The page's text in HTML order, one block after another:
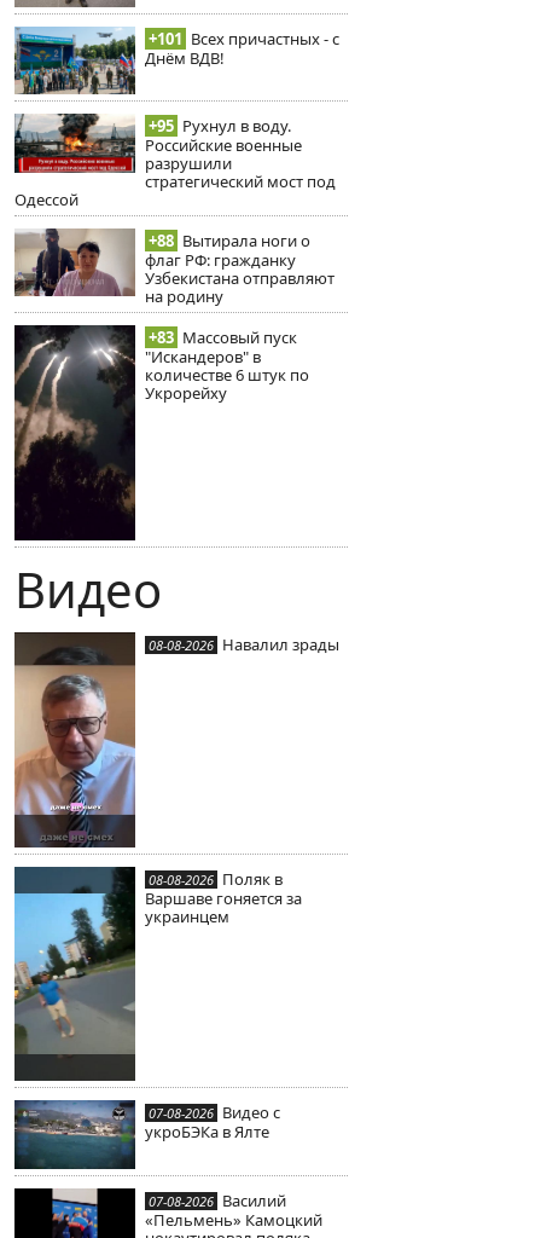
+101 Всех причастных - с
Днём ВДВ!
+95 Рухнул в воду.
Российские военные
разрушили
стратегический мост под
Одессой
+88 Вытирала ноги о
флаг РФ: гражданку
Узбекистана отправляют
на родину
+83 Массовый пуск
"Искандеров" в
количестве 6 штук по
Укрорейху
Видео
08-08-2026 Навалил зрады
08-08-2026 Поляк в
Варшаве гоняется за
украинцем
07-08-2026 Видео с
укроБЭКа в Ялте
07-08-2026 Василий
«Пельмень» Камоцкий